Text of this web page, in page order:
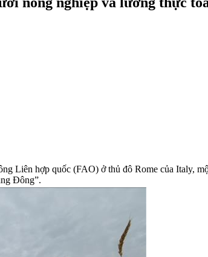
Liên hợp quốc (FAO) ở thủ đô Rome của Italy,
Đông”.